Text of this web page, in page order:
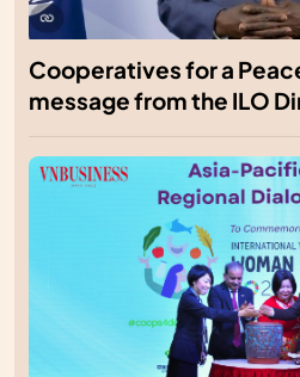
Cooperatives for a
message from the ILO